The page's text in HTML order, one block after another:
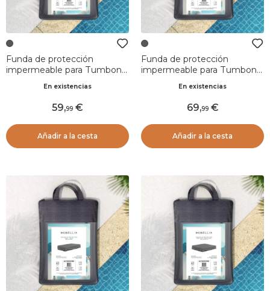
Funda de protección
impermeable para Tumbona
En existencias
59,99
Añadir a la cesta
Funda de protección
impermeable para Tumbona
Carlo GrisEn existencias
69,99
Añadir a la cesta